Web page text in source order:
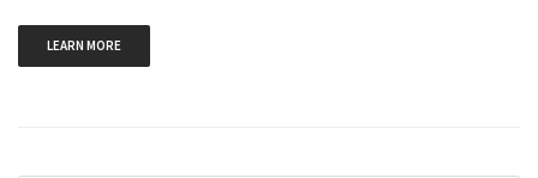
LEARN MORE